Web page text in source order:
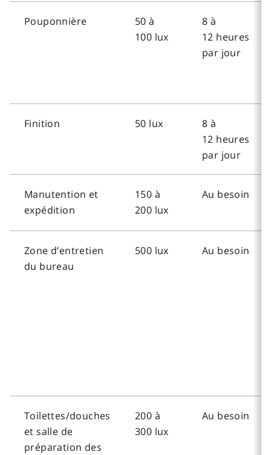
Pouponnière
50 à
100 lux
8 à
12 heures
par jour
Finition 50 lux
8 à
12 heures
par jour
Manutention et
expédition
150 à
200 lux
Au besoin
Zone d’entretien
du bureau
500 lux Au besoin
Toilettes/douches
et salle de
préparation des
200 à
300 lux
Au besoin